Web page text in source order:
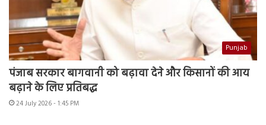
Punjab
पंजाब सरकार बागवानी को बढ़ावा देने और किसानों की आय
बढ़ाने के लिए प्रतिबद्ध
24 July 2026 - 1:45 PM